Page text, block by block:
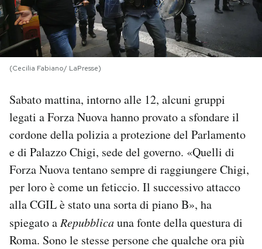
NEWSLETTER
I MIEI PREFERITI
CALENDARIO
AREA PERSONALE
Area Personale
Newsletter
Notifiche mobile
(Cecilia Fabiano/ LaPresse)
Sabato mattina, intorno alle 12, alcuni gruppi
legati a Forza Nuova hanno provato a sfondare il
cordone della polizia a protezione del Parlamento
e di Palazzo Chigi, sede del governo. «Quelli di
Forza Nuova tentano sempre di raggiungere Chigi,
per loro è come un feticcio. Il successivo attacco
alla CGIL è stato una sorta di piano B», ha
spiegato aRepubblicauna fonte della questura di
Roma. Sono le stesse persone che qualche ora più